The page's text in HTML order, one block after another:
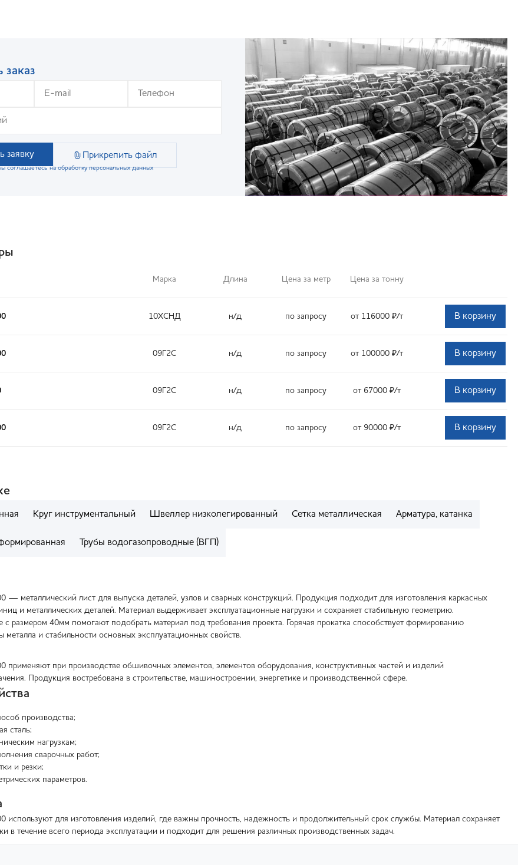
заказ
заявку Прикрепить файл
соглашаетесь на обработку персональных данных
Марка Длина Цена за метр Цена за тонну
10ХСНД н/д по запросу от 116000 ₽/т В корзину
09Г2С н/д по запросу от 100000 ₽/т В корзину
09Г2С н/д по запросу от 67000 ₽/т В корзину
09Г2С н/д по запросу от 90000 ₽/т В корзину
Круг инструментальный Швеллер низколегированный Сетка металлическая Арматура, катанка
Трубы водогазопроводные (ВГП)
— металлический лист для выпуска деталей, узлов и сварных конструкций. Продукция подходит для изготовления каркасных
и металлических деталей. Материал выдерживает эксплуатационные нагрузки и сохраняет стабильную геометрию.
размером 40мм помогают подобрать материал под требования проекта. Горячая прокатка способствует формированию
металла и стабильности основных эксплуатационных свойств.
применяют при производстве обшивочных элементов, элементов оборудования, конструктивных частей и изделий
Продукция востребована в строительстве, машиностроении, энергетике и производственной сфере.
производства;
сталь;
нагрузкам;
сварочных работ;
и резки;
параметров.
используют для изготовления изделий, где важны прочность, надежность и продолжительный срок службы. Материал сохраняет
в течение всего периода эксплуатации и подходит для решения различных производственных задач.